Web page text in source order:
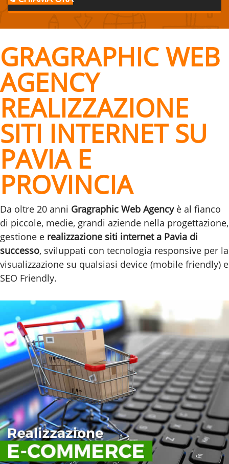
GRAGRAPHIC WEB
AGENCY
REALIZZAZIONE
SITI INTERNET SU
PAVIA E
PROVINCIA
Da oltre 20 anni Gragraphic Web Agencyè al fianco
di piccole, medie, grandi aziende nella progettazione,
gestione e realizzazione siti internet a Pavia di
successo, sviluppati con tecnologia responsive per la
visualizzazione su qualsiasi device (mobile friendly) e
SEO Friendly.